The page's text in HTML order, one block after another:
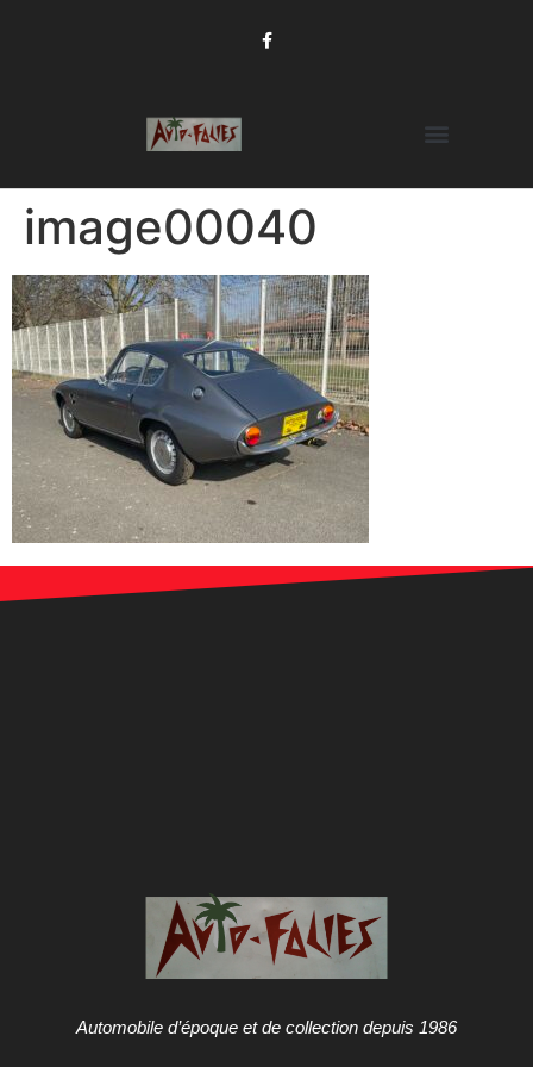
image00040
Automobile d’époque et de collection depuis 1986